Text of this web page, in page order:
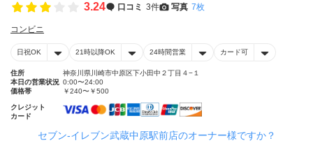
3.24 口コミ 3件 写真 7枚
コンビニ
日祝OK 21時以降OK 24時間営業 カード可
住所
神奈川県川崎市中原区下小田中２丁目４−１
本日の営業状況 0:00〜24:00
価格帯
￥240〜￥500
クレジット
カード
セブン‐イレブン武蔵中原駅前店のオーナー様ですか？